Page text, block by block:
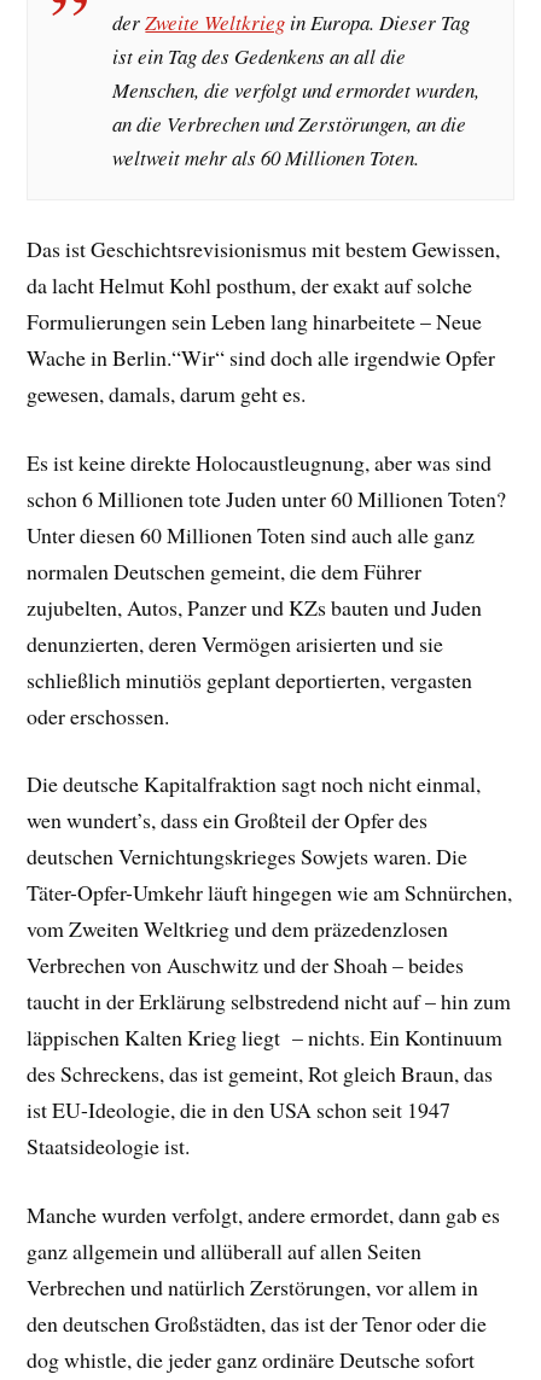
derZweite Weltkriegin Europa. Dieser Tag
ist ein Tag des Gedenkens an all die
Menschen, die verfolgt und ermordet wurden,
an die Verbrechen und Zerstörungen, an die
weltweit mehr als 60 Millionen Toten.
Das ist Geschichtsrevisionismus mit bestem Gewissen,
da lacht Helmut Kohl posthum, der exakt auf solche
Formulierungen sein Leben lang hinarbeitete – Neue
Wache in Berlin.“Wir“ sind doch alle irgendwie Opfer
gewesen, damals, darum geht es.
Es ist keine direkte Holocaustleugnung, aber was sind
schon 6 Millionen tote Juden unter 60 Millionen Toten?
Unter diesen 60 Millionen Toten sind auch alle ganz
normalen Deutschen gemeint, die dem Führer
zujubelten, Autos, Panzer und KZs bauten und Juden
denunzierten, deren Vermögen arisierten und sie
schließlich minutiös geplant deportierten, vergasten
oder erschossen.
Die deutsche Kapitalfraktion sagt noch nicht einmal,
wen wundert’s, dass ein Großteil der Opfer des
deutschen Vernichtungskrieges Sowjets waren. Die
Täter-Opfer-Umkehr läuft hingegen wie am Schnürchen,
vom Zweiten Weltkrieg und dem präzedenzlosen
Verbrechen von Auschwitz und der Shoah – beides
taucht in der Erklärung selbstredend nicht auf – hin zum
läppischen Kalten Krieg liegt – nichts. Ein Kontinuum
des Schreckens, das ist gemeint, Rot gleich Braun, das
ist EU-Ideologie, die in den USA schon seit 1947
Staatsideologie ist.
Manche wurden verfolgt, andere ermordet, dann gab es
ganz allgemein und allüberall auf allen Seiten
Verbrechen und natürlich Zerstörungen, vor allem in
den deutschen Großstädten, das ist der Tenor oder die
dog whistle, die jeder ganz ordinäre Deutsche sofort